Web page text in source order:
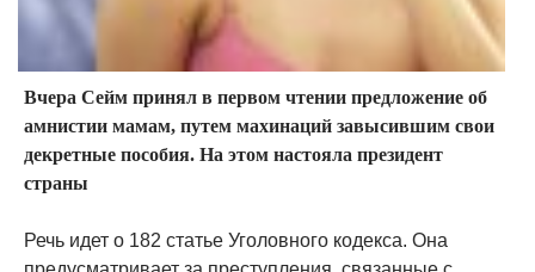
Вчера Сейм принял в первом чтении предложение об
амнистии мамам, путем махинаций завысившим свои
декретные пособия. На этом настояла президент
страны
Речь идет о 182 статье Уголовного кодекса. Она